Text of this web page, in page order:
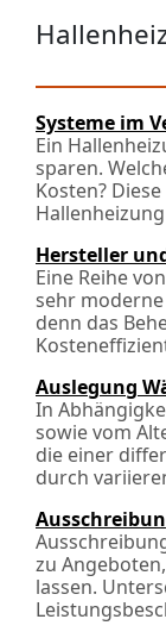
Systeme im
Ein
sparen.
Kosten?
Hersteller
Eine Reihe
sehr
denn das
Auslegung
In
sowie vom
die einer
durch
zu
lassen.